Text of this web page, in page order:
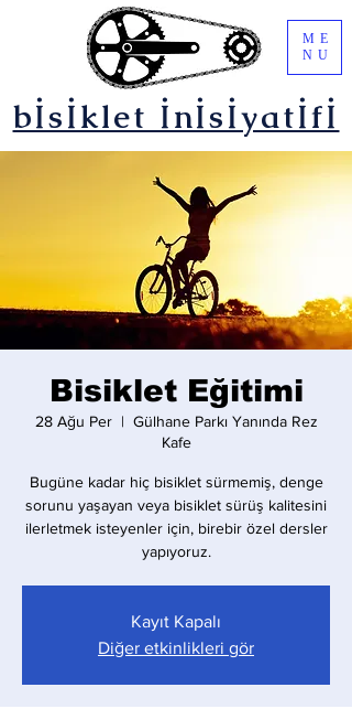
bİsİklet İnİsİyatİfİ
ME
NU
Bisiklet Eğitimi
28 Ağu Per
  |
Gülhane Parkı Yanında Rez
Kafe
Bugüne kadar hiç bisiklet sürmemiş, denge
sorunu yaşayan veya bisiklet sürüş kalitesini
ilerletmek isteyenler için, birebir özel dersler
yapıyoruz.
Kayıt Kapalı
Diğer etkinlikleri gör